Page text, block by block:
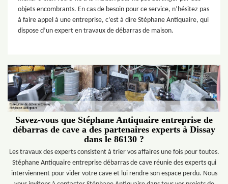
objets encombrants. En cas de besoin pour ce service, n’hésitez pas
à faire appel à une entreprise, c’est à dire Stéphane Antiquaire, qui
dispose d’un expert en travaux de débarras de maison.
Savez-vous que Stéphane Antiquaire entreprise de
débarras de cave a des partenaires experts à Dissay
dans le 86130 ?
Les travaux des experts consistent à trier vos affaires une fois pour toutes.
Stéphane Antiquaire entreprise débarras de cave réunie des experts qui
interviennent pour vider votre cave et lui rendre son espace perdu. Nous